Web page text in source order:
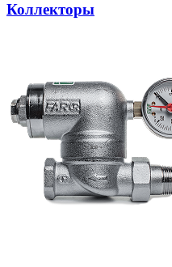
Коллекторы